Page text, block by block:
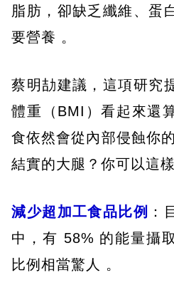
脂肪，卻缺乏纖維、蛋
要營養 。
蔡明劼建議，這項研究
體重（BMI）看起來還
食依然會從內部侵蝕你
結實的大腿？你可以這樣
減少超加工食品比例 ：
中，有 58% 的能量攝
比例相當驚人 。